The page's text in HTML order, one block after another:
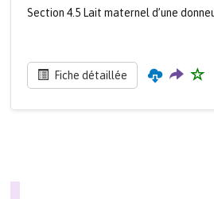
Section 4.5 Lait maternel d’une
Fiche détaillée